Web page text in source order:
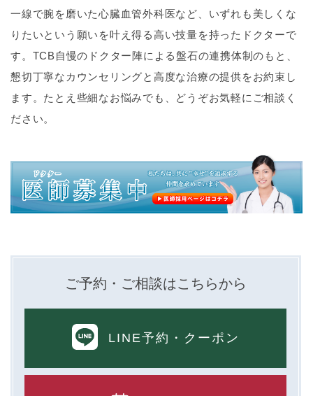
一線で腕を磨いた心臓血管外科医など、いずれも美しくな
りたいという願いを叶え得る高い技量を持ったドクターで
す。TCB自慢のドクター陣による盤石の連携体制のもと、
懇切丁寧なカウンセリングと高度な治療の提供をお約束し
ます。たとえ些細なお悩みでも、どうぞお気軽にご相談く
ださい。
ご予約・ご相談はこちらから
LINE予約 ・クーポン